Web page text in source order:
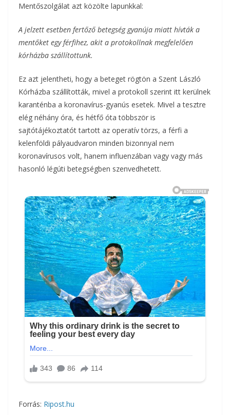
Mentőszolgálat azt közölte lapunkkal:
A jelzett esetben fertőző betegség gyanúja miatt hívták a
mentőket egy férfihez, akit a protokollnak megfelelően
kórházba szállítottunk.
Ez azt jelentheti, hogy a beteget rögtön a Szent László
Kórházba szállították, mivel a protokoll szerint itt kerülnek
karanténba a koronavírus-gyanús esetek. Mivel a tesztre
elég néhány óra, és hétfő óta többször is
sajtótájékoztatót tartott az operatív törzs, a férfi a
kelenföldi pályaudvaron minden bizonnyal nem
koronavírusos volt, hanem influenzában vagy vagy más
hasonló légúti betegségben szenvedhetett.
Forrás: Ripost.hu